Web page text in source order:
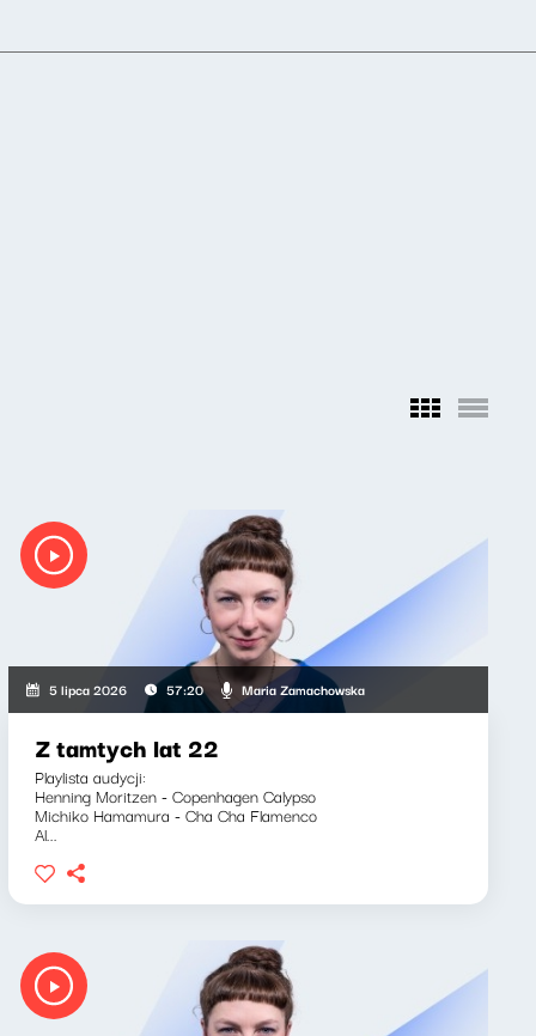
5 lipca 2026 57:20 Maria Zamachowska
Z tamtych lat 22
Playlista audycji:
Henning Moritzen - Copenhagen Calypso
Michiko Hamamura - Cha Cha Flamenco
Al...